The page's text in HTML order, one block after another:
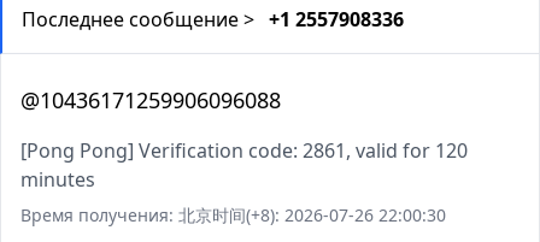
Последнее сообщение > +1 2557908336
@10436171259906096088
[Pong Pong] Verification code: 2861, valid for 120
minutes
Время получения: 北京时间(+8): 2026-07-26 22:00:30